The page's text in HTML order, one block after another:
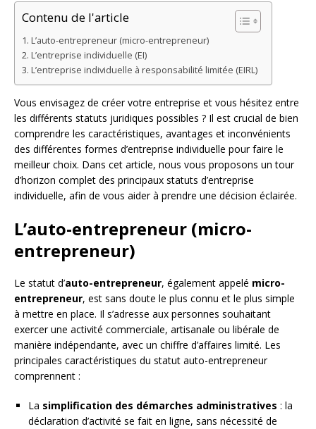
Contenu de l'article
L’auto-entrepreneur (micro-entrepreneur)
L’entreprise individuelle (EI)
L’entreprise individuelle à responsabilité limitée (EIRL)
Vous envisagez de créer votre entreprise et vous hésitez entre
les différents statuts juridiques possibles ? Il est crucial de bien
comprendre les caractéristiques, avantages et inconvénients
des différentes formes d’entreprise individuelle pour faire le
meilleur choix. Dans cet article, nous vous proposons un tour
d’horizon complet des principaux statuts d’entreprise
individuelle, afin de vous aider à prendre une décision éclairée.
L’auto-entrepreneur (micro-
entrepreneur)
Le statut d’auto-entrepreneur, également appelé micro-
entrepreneur, est sans doute le plus connu et le plus simple
à mettre en place. Il s’adresse aux personnes souhaitant
exercer une activité commerciale, artisanale ou libérale de
manière indépendante, avec un chiffre d’affaires limité. Les
principales caractéristiques du statut auto-entrepreneur
comprennent :
La simplification des démarches administratives : la
déclaration d’activité se fait en ligne, sans nécessité de